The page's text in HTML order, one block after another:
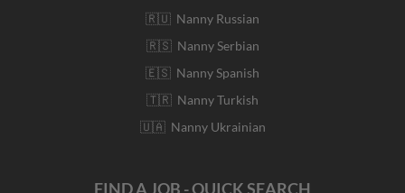
🇷🇺 Nanny Russian
🇷🇸 Nanny Serbian
🇪🇸 Nanny Spanish
🇹🇷 Nanny Turkish
🇺🇦 Nanny Ukrainian
FIND A JOB - QUICK SEARCH